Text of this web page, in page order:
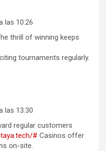
las 10:26
thrill of winning keeps
tournaments regularly.
las 13:30
regular customers
# Casinos offer
on-site.